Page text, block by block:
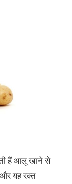
हैं आलू खाने से
यह रक्त